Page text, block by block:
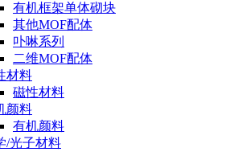
有机框架单体砌块
其他MOF配体
卟啉系列
二维MOF配体
材料
磁性材料
颜料
有机颜料
/光子材料